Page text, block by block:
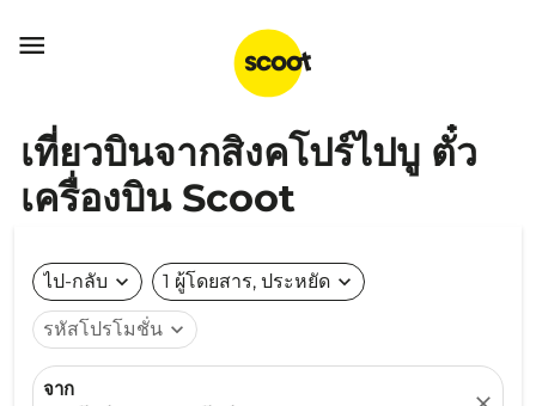

เที่ยวบินจากสิงคโปร์ไปบู ตั๋ว
เครื่องบิน Scoot
ไป-กลับ expand_more 1 ผู้โดยสาร, ประหยัด expand_more
รหัสโปรโมชั่น expand_more
จาก